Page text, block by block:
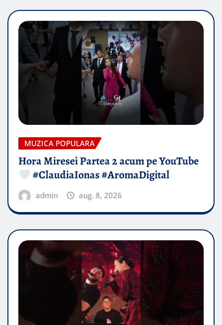
MUZICA POPULARA
Hora Miresei Partea 2 acum pe YouTube
#ClaudiaIonas #AromaDigital
admin aug. 8, 2026